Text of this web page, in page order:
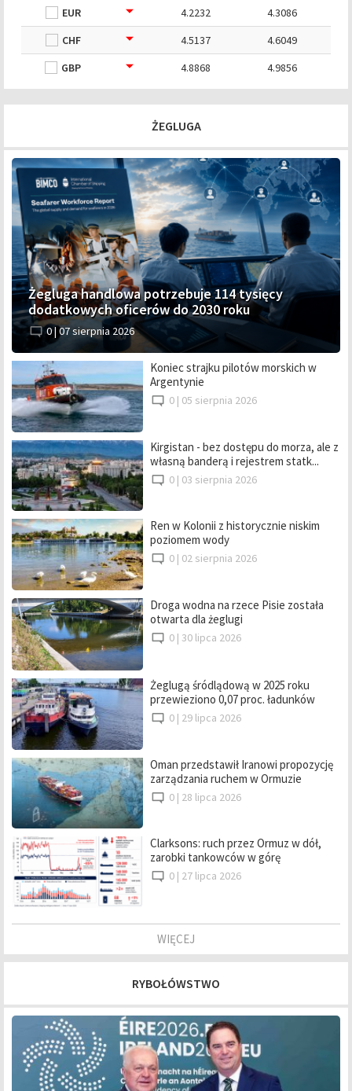
EUR
4.2232
4.3086
CHF
4.5137
4.6049
GBP
4.8868 4.9856
ŻEGLUGA
Żegluga handlowa potrzebuje 114 tysięcy
dodatkowych oficerów do 2030 roku
0 |07 sierpnia 2026
Koniec strajku pilotów morskich w
Argentynie
0 | 05 sierpnia 2026
Kirgistan - bez dostępu do morza, ale z
własną banderą i rejestrem statk...
0 | 03 sierpnia 2026
Ren w Kolonii z historycznie niskim
poziomem wody
0 | 02 sierpnia 2026
Droga wodna na rzece Pisie została
otwarta dla żeglugi
0 | 30 lipca 2026
Żeglugą śródlądową w 2025 roku
przewieziono 0,07 proc. ładunków
0 | 29 lipca 2026
Oman przedstawił Iranowi propozycję
zarządzania ruchem w Ormuzie
0 | 28 lipca 2026
Clarksons: ruch przez Ormuz w dół,
zarobki tankowców w górę
0 | 27 lipca 2026
WIĘCEJ
RYBOŁÓWSTWO